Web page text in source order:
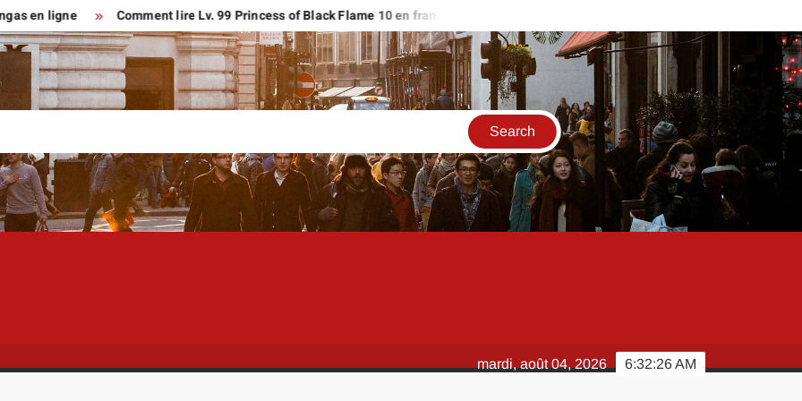
Comment lire Lv. 99 Princess of Black Flame 10 en français rapidement ?
6:32:27 AM
mardi, août 04, 2026